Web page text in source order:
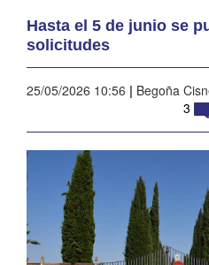
Hasta el 5 de junio se
solicitudes
25/05/2026 10:56 | Begoña
3